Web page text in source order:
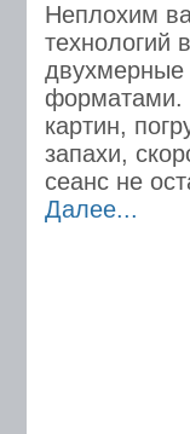
Неплохим
технологий
двухмерные
форматами.
картин,
запахи,
сеанс не
Далее...